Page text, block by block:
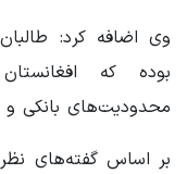
وی اضافه کرد:
بوده که
محدودیت‌های بانکی
بر اساس گفته‌های